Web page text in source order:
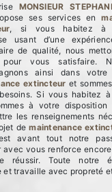
MONSIEUR
ses services en
, si vous habitez à
usant d’une
de qualité, nous
pour vous satisfaire.
ainsi dans
extincteur et
Si vous habitez à
à votre disposition
les renseignements
demaintenance
avant tout notre
avec vous renforce
réussir. Toute notre
et travaille avec propreté